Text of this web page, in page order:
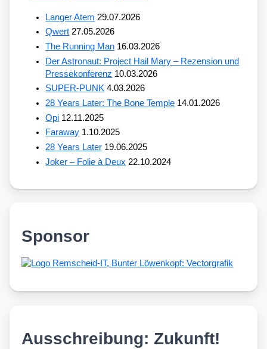
Langer Atem 29.07.2026
Qwert 27.05.2026
The Running Man 16.03.2026
Der Astronaut: Project Hail Mary – Rezension und
Pressekonferenz 10.03.2026
SUPER-PUNK 4.03.2026
28 Years Later: The Bone Temple 14.01.2026
Opi 12.11.2025
Faraway 1.10.2025
28 Years Later 19.06.2025
Joker – Folie à Deux 22.10.2024
Sponsor
Ausschreibung: Zukunft!